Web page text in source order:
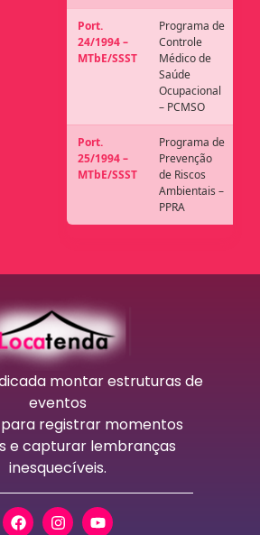
Port.
24/1994 –
MTbE/SSST
Programa de
Controle
Médico de
Saúde
Ocupacional
– PCMSO
Port.
25/1994 –
MTbE/SSST
Programa de
Prevenção
de Riscos
Ambientais –
PPRA
montar estruturas de
eventos
registrar momentos
e capturar lembranças
inesquecíveis.